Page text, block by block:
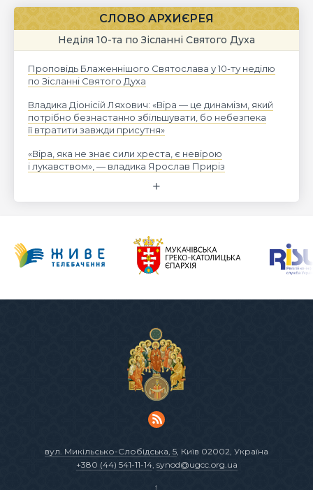
СЛОВО АРХИЄРЕЯ
Неділя 10-та по Зісланні Святого Духа
Проповідь Блаженнішого Святослава у 10-ту неділю
по Зісланні Святого Духа
Владика Діонісій Ляхович: «Віра — це динамізм, який
потрібно безнастанно збільшувати, бо небезпека
її втратити завжди присутня»
«Віра, яка не знає сили хреста, є невірою
і лукавством», — владика Ярослав Приріз
вул. Микільсько-Слобідська, 5, Київ 02002, Україна
+380 (44) 541-11-14, synod@ugcc.org.ua